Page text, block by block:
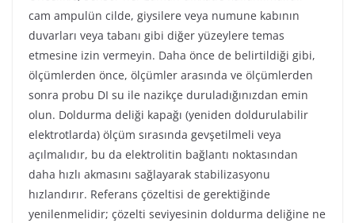
cam ampulün cilde, giysilere veya numune kabının
duvarları veya tabanı gibi diğer yüzeylere temas
etmesine izin vermeyin. Daha önce de belirtildiği gibi,
ölçümlerden önce, ölçümler arasında ve ölçümlerden
sonra probu DI su ile nazikçe duruladığınızdan emin
olun. Doldurma deliği kapağı (yeniden doldurulabilir
elektrotlarda) ölçüm sırasında gevşetilmeli veya
açılmalıdır, bu da elektrolitin bağlantı noktasından
daha hızlı akmasını sağlayarak stabilizasyonu
hızlandırır. Referans çözeltisi de gerektiğinde
yenilenmelidir; çözelti seviyesinin doldurma deliğine ne